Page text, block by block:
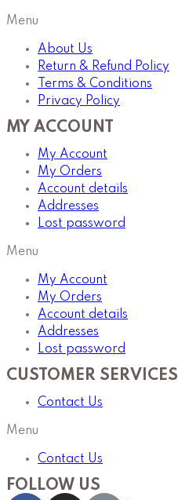
Menu
About Us
Return & Refund Policy
Terms & Conditions
Privacy Policy
MY ACCOUNT
My Account
My Orders
Account details
Addresses
Lost password
Menu
My Account
My Orders
Account details
Addresses
Lost password
CUSTOMER SERVICES
Contact Us
Menu
Contact Us
FOLLOW US